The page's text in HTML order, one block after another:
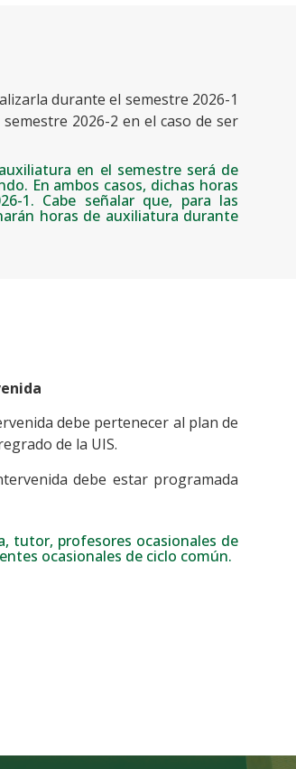
durante el semestre 2026-1
2026-2 en el caso de ser
en el semestre será de
En ambos casos, dichas horas
1. Cabe señalar que, para las
horas de auxiliatura durante
debe pertenecer al plan de
de la UIS.
debe estar programada
tutor, profesores ocasionales de
ocasionales de ciclo común.